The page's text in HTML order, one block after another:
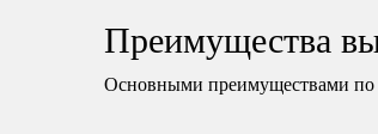
Преимущества
Основными преимуществами по